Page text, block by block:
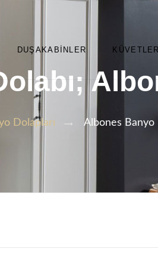
DUŞAKABINLER KÜVETLER
Dolapları Albones Banyo